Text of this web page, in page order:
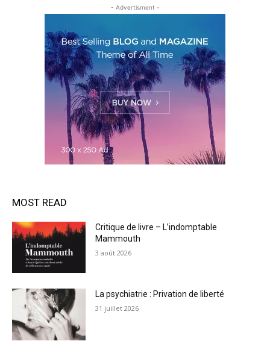
- Advertisment -
MOST READ
Critique de livre – L’indomptable
Mammouth
3 août 2026
La psychiatrie : Privation de liberté
31 juillet 2026